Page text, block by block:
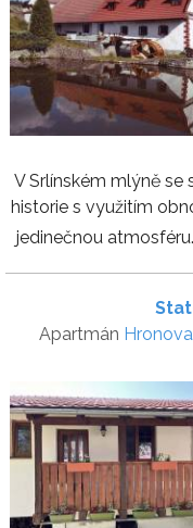
V Srlínském mlýně
historie s využitím
jedinečnou
Apartmán